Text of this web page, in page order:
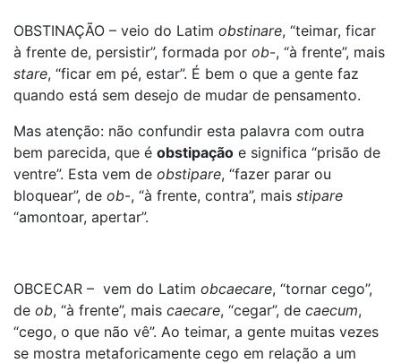
OBSTINAÇÃO – veio do Latim obstinare, “teimar, ficar
à frente de, persistir”, formada por ob-, “à frente”, mais
stare, “ficar em pé, estar”. É bem o que a gente faz
quando está sem desejo de mudar de pensamento.
Mas atenção: não confundir esta palavra com outra
bem parecida, que é obstipação e significa “prisão de
ventre”. Esta vem de obstipare, “fazer parar ou
bloquear”, de ob-, “à frente, contra”, mais stipare
“amontoar, apertar”.
OBCECAR – vem do Latim obcaecare, “tornar cego”,
de ob, “à frente”, mais caecare, “cegar”, de caecum,
“cego, o que não vê”. Ao teimar, a gente muitas vezes
se mostra metaforicamente cego em relação a um